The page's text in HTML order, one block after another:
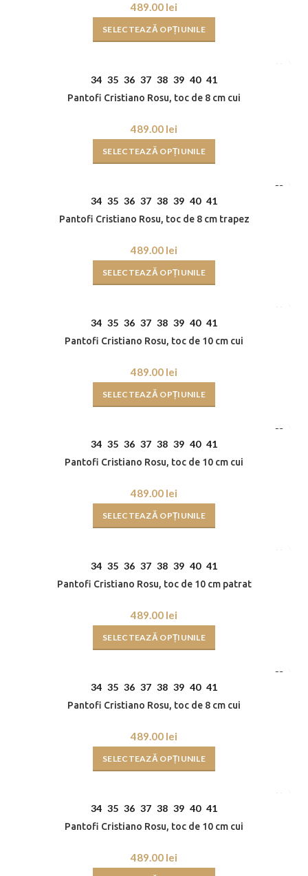
lei
SELECTEAZĂ OPȚIUNILE
34 35 36 37 38 39 40 41
Pantofi Cristiano Rosu, toc de 8 cm cui
lei
SELECTEAZĂ OPȚIUNILE
34 35 36 37 38 39 40 41
Pantofi Cristiano Rosu, toc de 8 cm trapez
lei
SELECTEAZĂ OPȚIUNILE
34 35 36 37 38 39 40 41
Pantofi Cristiano Rosu, toc de 10 cm cui
lei
SELECTEAZĂ OPȚIUNILE
34 35 36 37 38 39 40 41
Pantofi Cristiano Rosu, toc de 10 cm cui
lei
SELECTEAZĂ OPȚIUNILE
34 35 36 37 38 39 40 41
Pantofi Cristiano Rosu, toc de 10 cm patrat
lei
SELECTEAZĂ OPȚIUNILE
34 35 36 37 38 39 40 41
Pantofi Cristiano Rosu, toc de 8 cm cui
lei
SELECTEAZĂ OPȚIUNILE
34 35 36 37 38 39 40 41
Pantofi Cristiano Rosu, toc de 10 cm cui
lei